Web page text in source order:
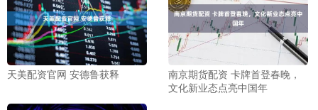
天美配资官网 安德鲁获释
南京期货配资 卡牌首登春晚，
文化新业态点亮中国年